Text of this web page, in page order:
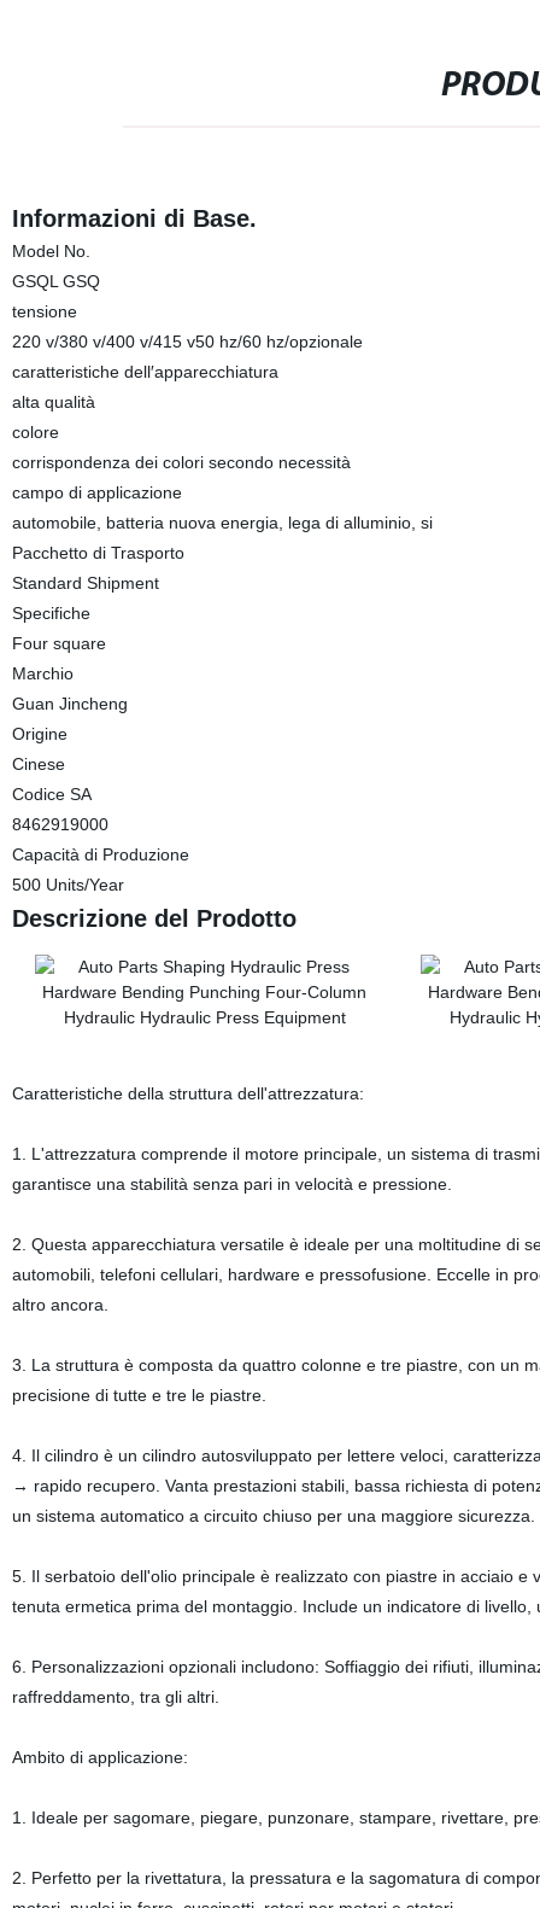
Informazioni di Base.
Model No.
GSQL GSQ
tensione
220 v/380 v/400 v/415 v50 hz/60 hz/opzionale
caratteristiche dell′apparecchiatura
alta qualità
colore
corrispondenza dei colori secondo necessità
campo di applicazione
automobile, batteria nuova energia, lega di alluminio, si
Pacchetto di Trasporto
Standard Shipment
Specifiche
Four square
Marchio
Guan Jincheng
Origine
Cinese
Codice SA
8462919000
Capacità di Produzione
500 Units/Year
Descrizione del Prodotto
Caratteristiche della struttura dell'attrezzatura:
1. L'attrezzatura comprende il motore principale, un sistema di
garantisce una stabilità senza pari in velocità e pressione.
2. Questa apparecchiatura versatile è ideale per una moltitudine di
automobili, telefoni cellulari, hardware e pressofusione. Eccelle in
altro ancora.
3. La struttura è composta da quattro colonne e tre piastre, con un
precisione di tutte e tre le piastre.
4. Il cilindro è un cilindro autosviluppato per lettere veloci,
→ rapido recupero. Vanta prestazioni stabili, bassa richiesta di
un sistema automatico a circuito chiuso per una maggiore sicurezza.
5. Il serbatoio dell'olio principale è realizzato con piastre in acciaio
tenuta ermetica prima del montaggio. Include un indicatore di
6. Personalizzazioni opzionali includono: Soffiaggio dei rifiuti,
raffreddamento, tra gli altri.
Ambito di applicazione:
1. Ideale per sagomare, piegare, punzonare, stampare, rivettare,
2. Perfetto per la rivettatura, la pressatura e la sagomatura di